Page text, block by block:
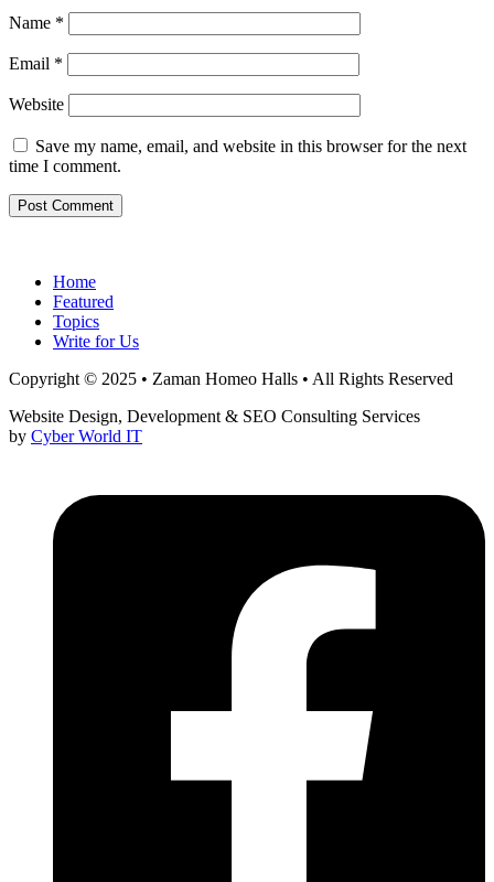
Name *
Email *
Website
Save my name, email, and website in this browser for the next
time I comment.
Home
Featured
Topics
Write for Us
Copyright © 2025 • Zaman Homeo Halls • All Rights Reserved
Website Design, Development & SEO Consulting Services
by Cyber World IT